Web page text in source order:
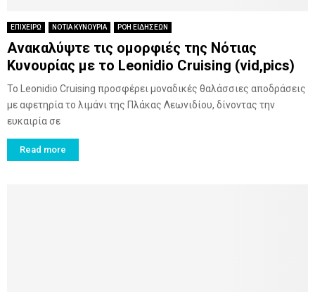
ΕΠΙΧΕΙΡΩ ΝΟΤΙΑ ΚΥΝΟΥΡΙΑ ΡΟΗ ΕΙΔΗΣΕΩΝ
Ανακαλύψτε τις ομορφιές της Νότιας
Κυνουρίας με το Leonidio Cruising (vid,pics)
Το Leonidio Cruising προσφέρει μοναδικές θαλάσσιες αποδράσεις
με αφετηρία το λιμάνι της Πλάκας Λεωνιδίου, δίνοντας την
ευκαιρία σε
Read more